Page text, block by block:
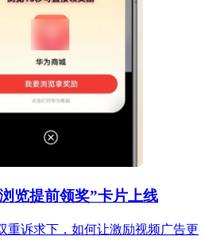
览提前领奖”卡片上线
重诉求下，如何让激励视频广告更